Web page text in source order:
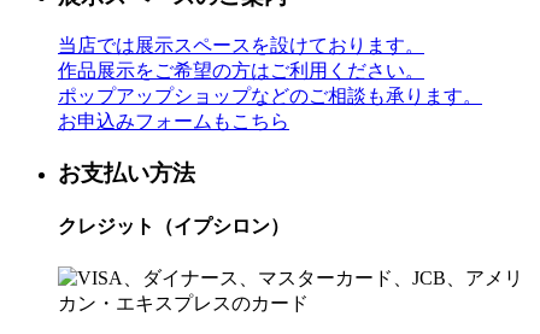
当店では展示スペースを設けております。
作品展示をご希望の方はご利用ください。
ポップアップショップなどのご相談も承ります。
お申込みフォームもこちら
お支払い方法
クレジット（イプシロン）